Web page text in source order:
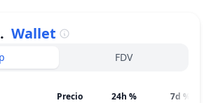
Wallet
FDV
Precio 24h % 7d %